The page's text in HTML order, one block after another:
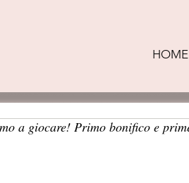
HOME
a giocare! Primo bonifico e